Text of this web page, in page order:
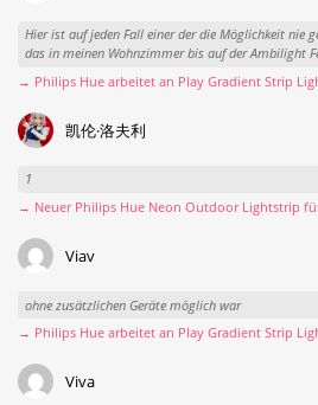
Hier ist auf jeden Fall einer der die Möglichkeit nie
das in meinen Wohnzimmer bis auf der Ambilight
→ Philips Hue arbeitet an Play Gradient Strip
凯伦·洛夫利
1
→ Neuer Philips Hue Neon Outdoor Lightstrip
Viav
ohne zusätzlichen Geräte möglich war
→ Philips Hue arbeitet an Play Gradient Strip
Viva